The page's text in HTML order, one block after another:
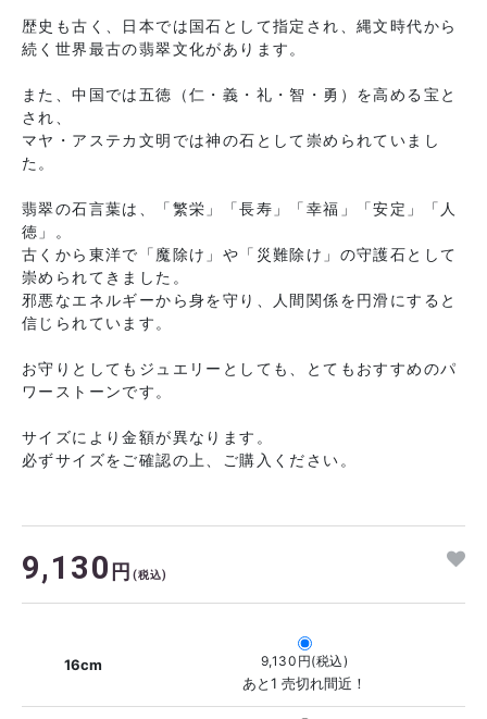
歴史も古く、日本では国石として指定され、縄文時代から
続く世界最古の翡翠文化があります。
また、中国では五徳（仁・義・礼・智・勇）を高める宝と
され、
マヤ・アステカ文明では神の石として崇められていまし
た。
翡翠の石言葉は、「繁栄」「長寿」「幸福」「安定」「人
徳」。
古くから東洋で「魔除け」や「災難除け」の守護石として
崇められてきました。
邪悪なエネルギーから身を守り、人間関係を円滑にすると
信じられています。
お守りとしてもジュエリーとしても、とてもおすすめのパ
ワーストーンです。
サイズにより金額が異なります。
必ずサイズをご確認の上、ご購入ください。
9,130 円 (税込)
16cm 9,130円(税込)
あと1 売切れ間近！